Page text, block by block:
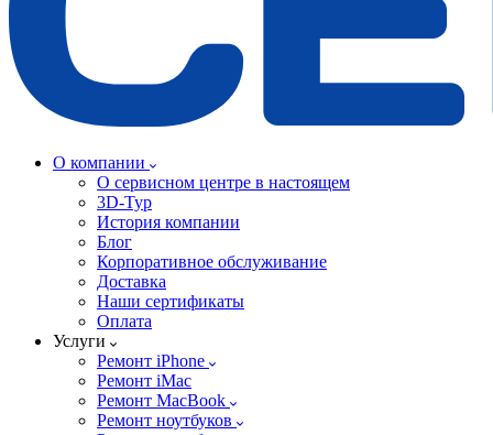
О компании
О сервисном центре в настоящем
3D-Тур
История компании
Блог
Корпоративное обслуживание
Доставка
Наши сертификаты
Оплата
Услуги
Ремонт iPhone
Ремонт iMac
Ремонт MacBook
Ремонт ноутбуков